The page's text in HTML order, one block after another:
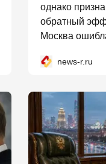
однако
обратный
Москва
news-r.ru